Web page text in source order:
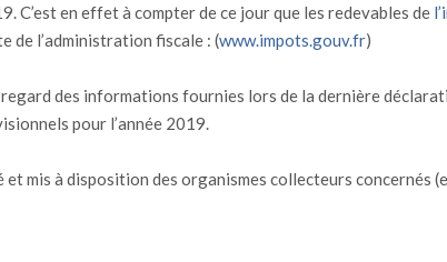
C’est en effet à compter de ce jour que les redevables de
de l’administration fiscale : (www.impots.gouv.fr)
des informations fournies lors de la dernière
pour l’année 2019.
et mis à disposition des organismes collecteurs concernés